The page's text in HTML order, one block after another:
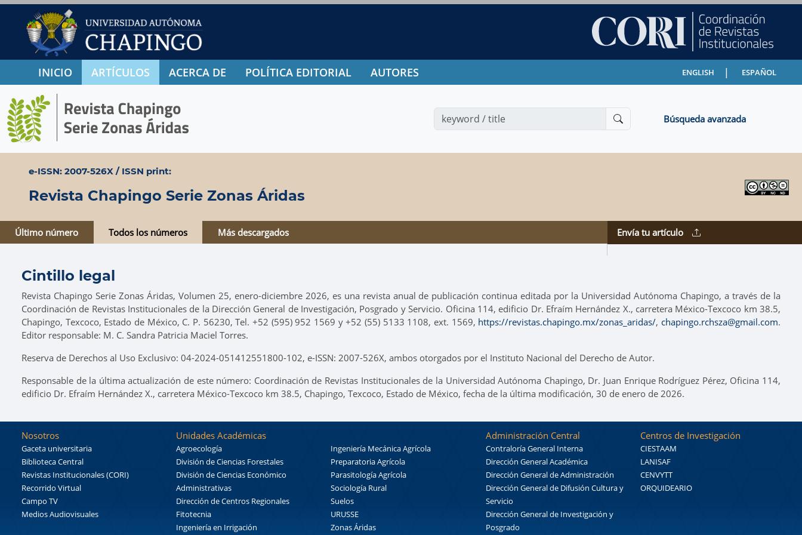
INICIO ARTÍCULOS ACERCA DE POLÍTICA EDITORIAL AUTORES ENGLISH | ESPAÑOL
Búsqueda avanzada
e-ISSN: 2007-526X / ISSN print:
Revista Chapingo Serie Zonas Áridas
Último número Todos los números Más descargados Envía tu artículo
Cintillo legal
Revista Chapingo Serie Zonas Áridas, Volumen 25, enero-diciembre 2026, es una revista anual de publicación continua editada por la Universidad Autónoma Chapingo, a través de la
Coordinación de Revistas Institucionales de la Dirección General de Investigación, Posgrado y Servicio. Oficina 114, edificio Dr. Efraím Hernández X., carretera México-Texcoco km 38.5,
Chapingo, Texcoco, Estado de México, C. P. 56230, Tel. +52 (595) 952 1569 y +52 (55) 5133 1108, ext. 1569, https://revistas.chapingo.mx/zonas_aridas/, chapingo.rchsza@gmail.com.
Editor responsable: M. C. Sandra Patricia Maciel Torres.
Reserva de Derechos al Uso Exclusivo: 04-2024-051412551800-102, e-ISSN: 2007-526X, ambos otorgados por el Instituto Nacional del Derecho de Autor.
Responsable de la última actualización de este número: Coordinación de Revistas Institucionales de la Universidad Autónoma Chapingo, Dr. Juan Enrique Rodríguez Pérez, Oficina 114,
edificio Dr. Efraím Hernández X., carretera México-Texcoco km 38.5, Chapingo, Texcoco, Estado de México, fecha de la última modificación, 30 de enero de 2026.
Nosotros
Gaceta universitaria
Biblioteca Central
Revistas Institucionales (CORI)
Recorrido Virtual
Campo TV
Medios Audiovisuales
Unidades Académicas
Agroecología
División de Ciencias Forestales
División de Ciencias Económico
Administrativas
Dirección de Centros Regionales
Fitotecnia
Ingeniería en Irrigación
Ingeniería Mecánica Agrícola
Preparatoria Agrícola
Parasitología Agrícola
Sociología Rural
Suelos
URUSSE
Zonas Áridas
Administración Central
Contraloría General Interna
Dirección General Académica
Dirección General de Administración
Dirección General de Difusión Cultura y
Servicio
Dirección General de Investigación y
Posgrado
Centros de Investigación
CIESTAAM
LANISAF
CENVYTT
ORQUIDEARIO